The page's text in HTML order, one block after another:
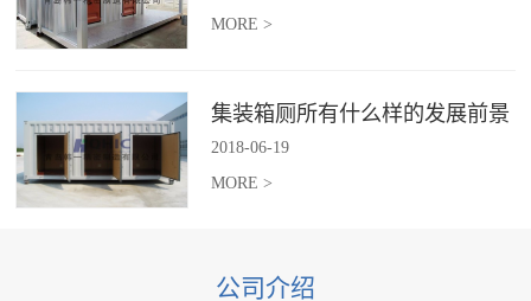
MORE >
集装箱厕所有什么样的发展前景
2018-06-19
MORE >
公司介绍